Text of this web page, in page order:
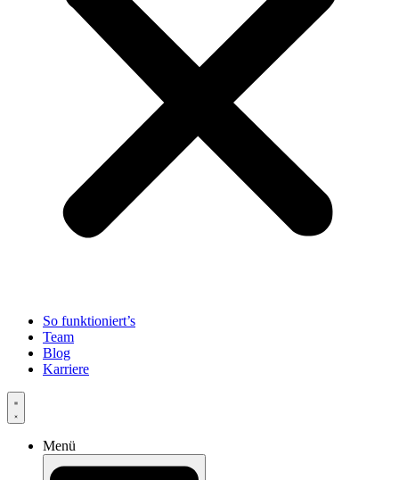
So funktioniert’s
Team
Blog
Karriere
Menü